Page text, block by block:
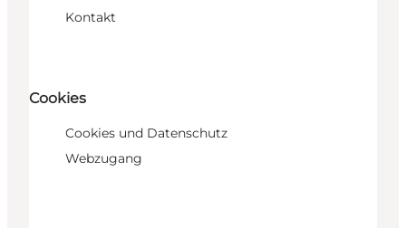
Kontakt
Cookies
Cookies und Datenschutz
Webzugang